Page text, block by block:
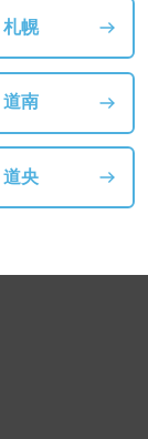
札幌
道南
道央